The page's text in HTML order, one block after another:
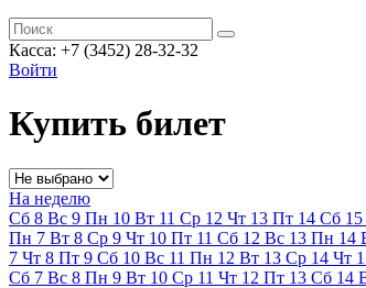
Касса: +7 (3452) 28-32-32
Войти
Купить билет
На неделю
Сб 8 Вс 9 Пн 10 Вт 11 Ср 12 Чт 13 Пт 14 Сб 15
Пн 7 Вт 8 Ср 9 Чт 10 Пт 11 Сб 12 Вс 13 Пн 14
7 Чт 8 Пт 9 Сб 10 Вс 11 Пн 12 Вт 13 Ср 14 Чт
Сб 7 Вс 8 Пн 9 Вт 10 Ср 11 Чт 12 Пт 13 Сб 14